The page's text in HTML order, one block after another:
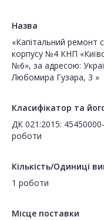
Назва
«Капітальний ремонт
корпусу №4 КНП
№6», за адресою:
Любомира Гузара, 3 »
Класифікатор та
ДК 021:2015:
роботи
Кількість/Одиниці
1 роботи
Місце поставки